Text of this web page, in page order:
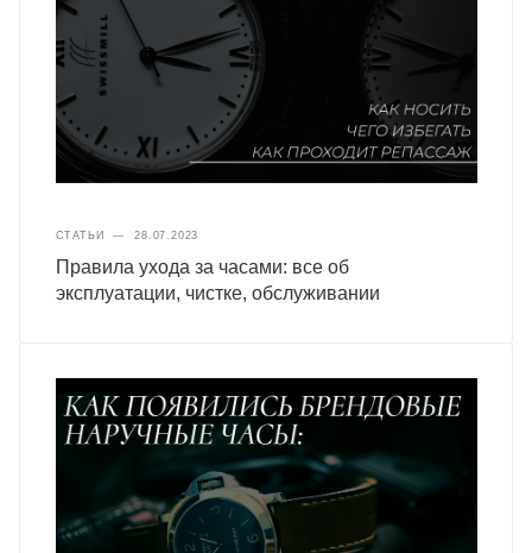
СТАТЬИ — 28.07.2023
Правила ухода за часами: все об
эксплуатации, чистке, обслуживании